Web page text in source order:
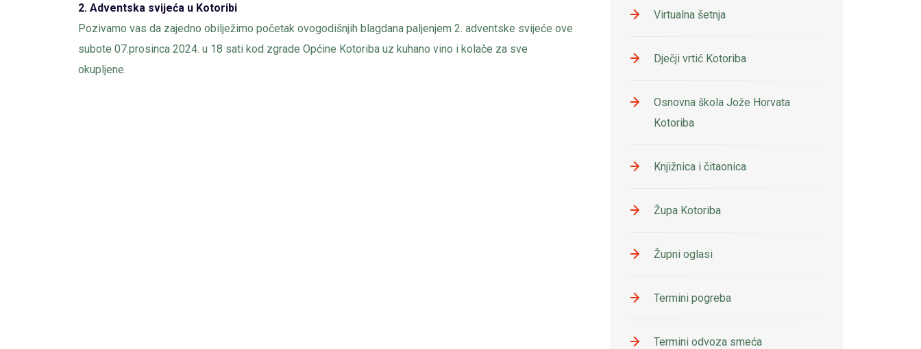
2. Adventska svijeća u Kotoribi
Pozivamo vas da zajedno obilježimo početak ovogodišnjih blagdana paljenjem 2. adventske svijeće ove
subote 07.prosinca 2024. u 18 sati kod zgrade Općine Kotoriba uz kuhano vino i kolače za sve
okupljene.
Virtualna šetnja
Dječji vrtić Kotoriba
Osnovna škola Jože Horvata
Kotoriba
Knjižnica i čitaonica
Župa Kotoriba
Župni oglasi
Termini pogreba
Termini odvoza smeća